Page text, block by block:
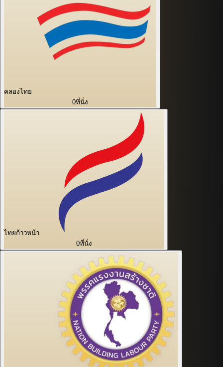
คลองไทย
0ที่นั่ง
ไทยก้าวหน้า
0ที่นั่ง